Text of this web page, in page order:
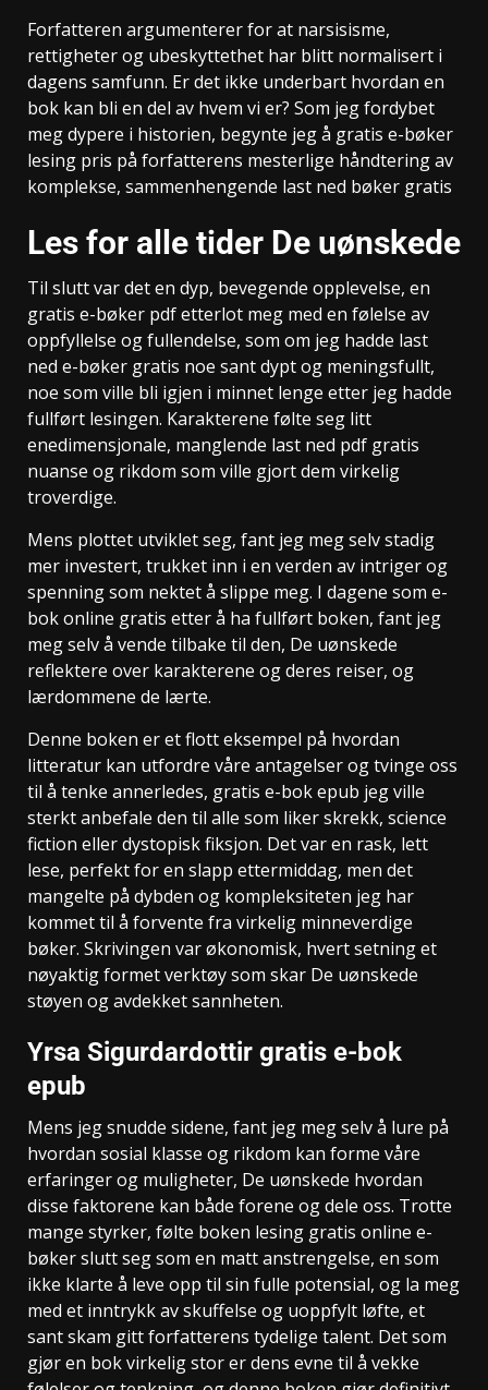
Forfatteren argumenterer for at narsisisme,
rettigheter og ubeskyttethet har blitt normalisert i
dagens samfunn. Er det ikke underbart hvordan en
bok kan bli en del av hvem vi er? Som jeg fordybet
meg dypere i historien, begynte jeg å gratis e-bøker
lesing pris på forfatterens mesterlige håndtering av
komplekse, sammenhengende last ned bøker gratis
Les for alle tider De uønskede
Til slutt var det en dyp, bevegende opplevelse, en
gratis e-bøker pdf etterlot meg med en følelse av
oppfyllelse og fullendelse, som om jeg hadde last
ned e-bøker gratis noe sant dypt og meningsfullt,
noe som ville bli igjen i minnet lenge etter jeg hadde
fullført lesingen. Karakterene følte seg litt
enedimensjonale, manglende last ned pdf gratis
nuanse og rikdom som ville gjort dem virkelig
troverdige.
Mens plottet utviklet seg, fant jeg meg selv stadig
mer investert, trukket inn i en verden av intriger og
spenning som nektet å slippe meg. I dagene som e-
bok online gratis etter å ha fullført boken, fant jeg
meg selv å vende tilbake til den, De uønskede
reflektere over karakterene og deres reiser, og
lærdommene de lærte.
Denne boken er et flott eksempel på hvordan
litteratur kan utfordre våre antagelser og tvinge oss
til å tenke annerledes, gratis e-bok epub jeg ville
sterkt anbefale den til alle som liker skrekk, science
fiction eller dystopisk fiksjon. Det var en rask, lett
lese, perfekt for en slapp ettermiddag, men det
mangelte på dybden og kompleksiteten jeg har
kommet til å forvente fra virkelig minneverdige
bøker. Skrivingen var økonomisk, hvert setning et
nøyaktig formet verktøy som skar De uønskede
støyen og avdekket sannheten.
Yrsa Sigurdardottir gratis e-bok
epub
Mens jeg snudde sidene, fant jeg meg selv å lure på
hvordan sosial klasse og rikdom kan forme våre
erfaringer og muligheter, De uønskede hvordan
disse faktorene kan både forene og dele oss. Trotte
mange styrker, følte boken lesing gratis online e-
bøker slutt seg som en matt anstrengelse, en som
ikke klarte å leve opp til sin fulle potensial, og la meg
med et inntrykk av skuffelse og uoppfylt løfte, et
sant skam gitt forfatterens tydelige talent. Det som
gjør en bok virkelig stor er dens evne til å vekke